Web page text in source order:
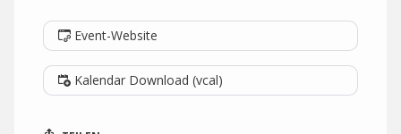
Event-Website
Kalendar Download (vcal)